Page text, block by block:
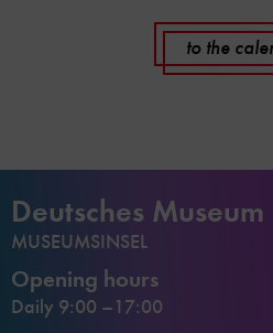
to the
Deutsches Museum
MUSEUMSINSEL
Opening hours
Daily 9:00 –17:00